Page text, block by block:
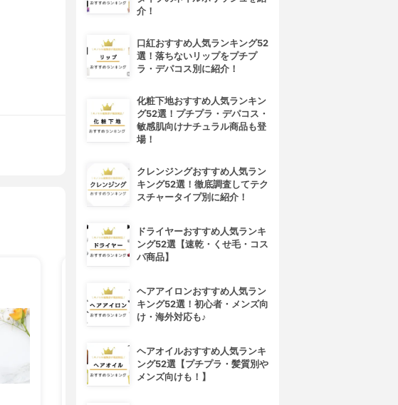
介！
口紅おすすめ人気ランキング52
選！落ちないリップをプチプ
ラ・デパコス別に紹介！
化粧下地おすすめ人気ランキン
グ52選！プチプラ・デパコス・
敏感肌向けナチュラル商品も登
場！
クレンジングおすすめ人気ラン
キング52選！徹底調査してテク
スチャータイプ別に紹介！
ドライヤーおすすめ人気ランキ
ング52選【速乾・くせ毛・コス
パ商品】
ヘアアイロンおすすめ人気ラン
キング52選！初心者・メンズ向
け・海外対応も♪
ヘアオイルおすすめ人気ランキ
ング52選【プチプラ・髪質別や
メンズ向けも！】